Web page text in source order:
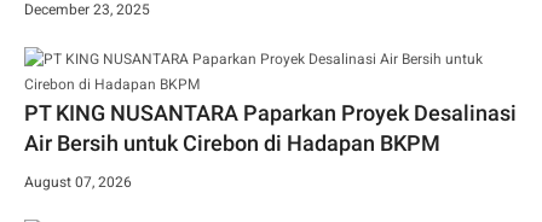
December 23, 2025
PT KING NUSANTARA Paparkan Proyek Desalinasi
Air Bersih untuk Cirebon di Hadapan BKPM
August 07, 2026